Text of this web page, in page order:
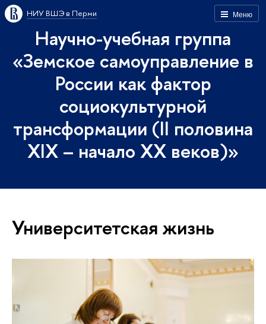
Меню
НИУ ВШЭ в Перми
Научно-учебная группа
«Земское самоуправление в
России как фактор
социокультурной
трансформации (II половина
XIX – начало XX веков)»
Университетская жизнь